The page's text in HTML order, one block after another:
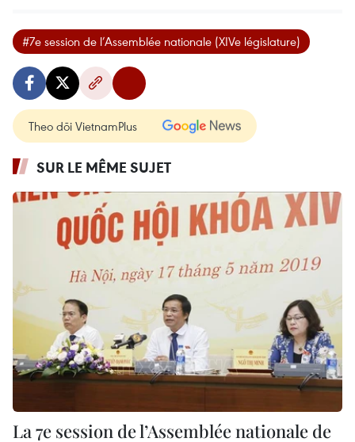
#7e session de l’Assemblée nationale (XIVe législature)
Theo dõi VietnamPlus
SUR LE MÊME SUJET
La 7e session de l’Assemblée nationale de